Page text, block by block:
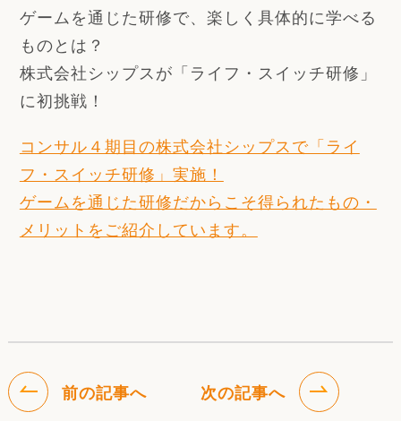
ゲームを通じた研修で、楽しく具体的に学べる
ものとは？
株式会社シップスが「ライフ・スイッチ研修」
に初挑戦！
コンサル４期目の株式会社シップスで「ライ
フ・スイッチ研修」実施！
ゲームを通じた研修だからこそ得られたもの・
メリットをご紹介しています。
前の記事へ 次の記事へ